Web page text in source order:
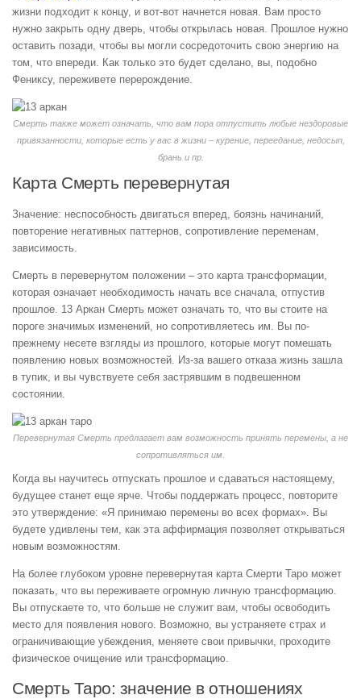
жизни подходит к концу, и вот-вот начнется новая. Вам просто
нужно закрыть одну дверь, чтобы открылась новая. Прошлое нужно
оставить позади, чтобы вы могли сосредоточить свою энергию на
том, что впереди. Как только это будет сделано, вы, подобно
Фениксу, переживете перерождение.
Смерть также может означать, что вам пора отпустить любые нездоровые
привязанности, которые есть у вас в жизни – курение, переедание, недосып,
брань и пр.
Карта Смерть перевернутая
Значение: неспособность двигаться вперед, боязнь начинаний,
повторение негативных паттернов, сопротивление переменам,
зависимость.
Смерть в перевернутом положении – это карта трансформации,
которая означает необходимость начать все сначала, отпустив
прошлое. 13 Аркан Смерть может означать то, что вы стоите на
пороге значимых изменений, но сопротивляетесь им. Вы по-
прежнему несете взгляды из прошлого, которые могут помешать
появлению новых возможностей. Из-за вашего отказа жизнь зашла
в тупик, и вы чувствуете себя застрявшим в подвешенном
состоянии.
Перевернутая Смерть предлагает вам возможность принять перемены, а не
сопротивляться им.
Когда вы научитесь отпускать прошлое и сдаваться настоящему,
будущее станет еще ярче. Чтобы поддержать процесс, повторите
это утверждение: «Я принимаю перемены во всех формах». Вы
будете удивлены тем, как эта аффирмация позволяет открываться
новым возможностям.
На более глубоком уровне перевернутая карта Смерти Таро может
показать, что вы переживаете огромную личную трансформацию.
Вы отпускаете то, что больше не служит вам, чтобы освободить
место для появления нового. Возможно, вы устраняете страх и
ограничивающие убеждения, меняете свои привычки, проходите
физическое очищение или трансформацию.
Смерть Таро: значение в отношениях